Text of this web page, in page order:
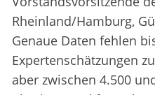
Rheinland/Hamburg,
Genaue Daten fehlen
Expertenschätzungen
aber zwischen 4.500